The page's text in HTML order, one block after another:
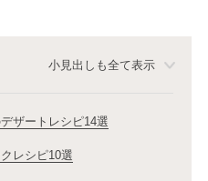
小見出しも全て表示
ザートレシピ14選
レシピ10選